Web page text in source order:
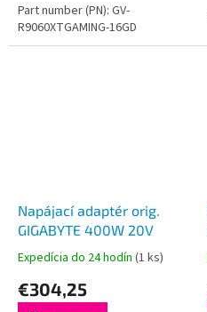
Part number (PN): GV-
R9060XTGAMING-16GD
Napájací adaptér orig.
GIGABYTE 400W 20V
Expedícia do 24 hodín (1 ks)
€304,25